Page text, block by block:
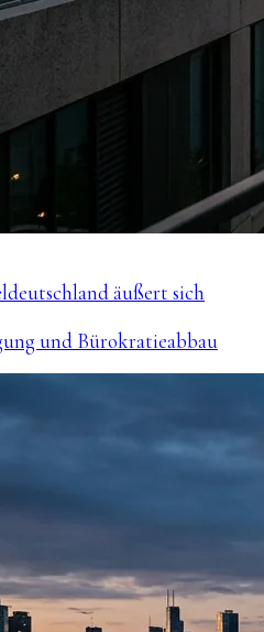
äußert sich
und Bürokratieabbau